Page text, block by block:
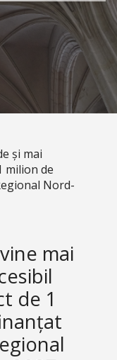
și mai
milion de
Nord-
mai
de 1